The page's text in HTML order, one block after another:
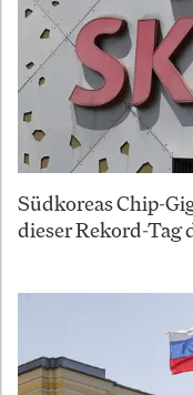
Südkoreas Chip-
dieser Rekord-Tag